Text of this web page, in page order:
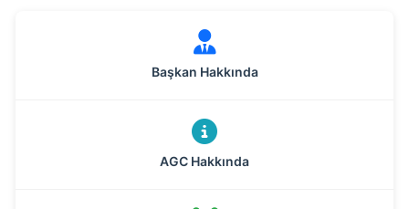
Başkan Hakkında
AGC Hakkında